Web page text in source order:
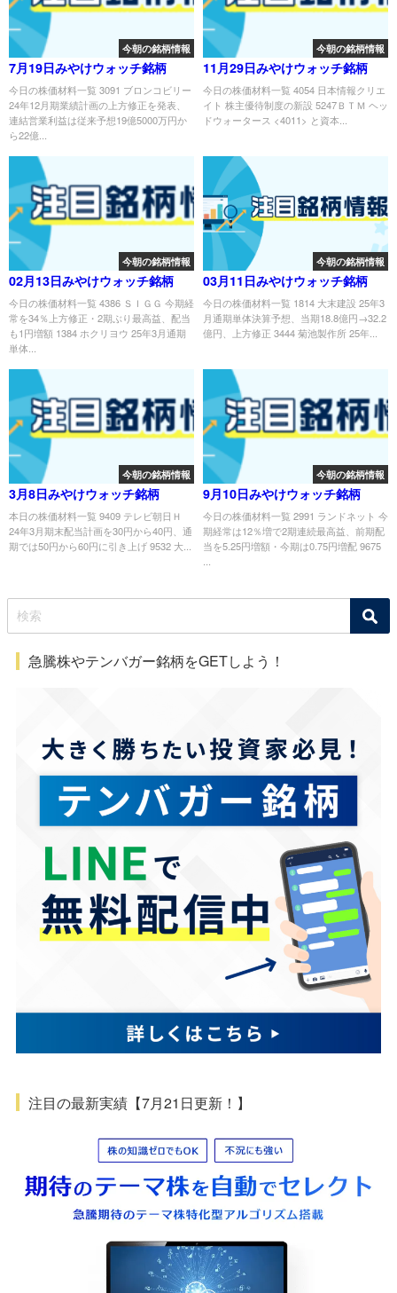
今朝の銘柄情報
7月19日みやけウォッチ銘柄
今日の株価材料一覧 3091 ブロンコビリー
24年12月期業績計画の上方修正を発表、
連結営業利益は従来予想19億5000万円か
ら22億...
今朝の銘柄情報
11月29日みやけウォッチ銘柄
今日の株価材料一覧 4054 日本情報クリエ
イト 株主優待制度の新設 5247ＢＴＭ ヘッ
ドウォータース <4011> と資本...
今朝の銘柄情報
02月13日みやけウォッチ銘柄
今日の株価材料一覧 4386 ＳＩＧＧ 今期経
常を34％上方修正・2期ぶり最高益、配当
も1円増額 1384 ホクリヨウ 25年3月通期
単体...
今朝の銘柄情報
03月11日みやけウォッチ銘柄
今日の株価材料一覧 1814 大末建設 25年3
月通期単体決算予想、当期18.8億円→32.2
億円、上方修正 3444 菊池製作所 25年...
今朝の銘柄情報
3月8日みやけウォッチ銘柄
本日の株価材料一覧 9409 テレビ朝日Ｈ
24年3月期末配当計画を30円から40円、通
期では50円から60円に引き上げ 9532 大...
今朝の銘柄情報
9月10日みやけウォッチ銘柄
今日の株価材料一覧 2991 ランドネット 今
期経常は12％増で2期連続最高益、前期配
当を5.25円増額・今期は0.75円増配 9675
...
急騰株やテンバガー銘柄をGETしよう！
注目の最新実績【7月21日更新！】